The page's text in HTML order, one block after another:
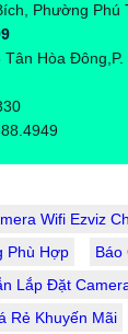
Phường Phú
Tân Hòa
Wifi Ezviz
Phù Hợp
Báo
Lắp Đặt
Rẻ Khuyến Mãi